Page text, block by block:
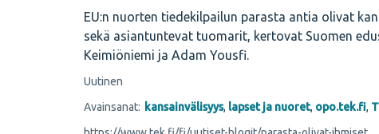
EU:n nuorten tiedekilpailun parasta antia olivat
sekä asiantuntevat tuomarit, kertovat Suomen
Keimiöniemi ja Adam Yousfi.
Uutinen
Avainsanat: kansainvälisyys, lapset ja nuoret, opo.tek.fi,